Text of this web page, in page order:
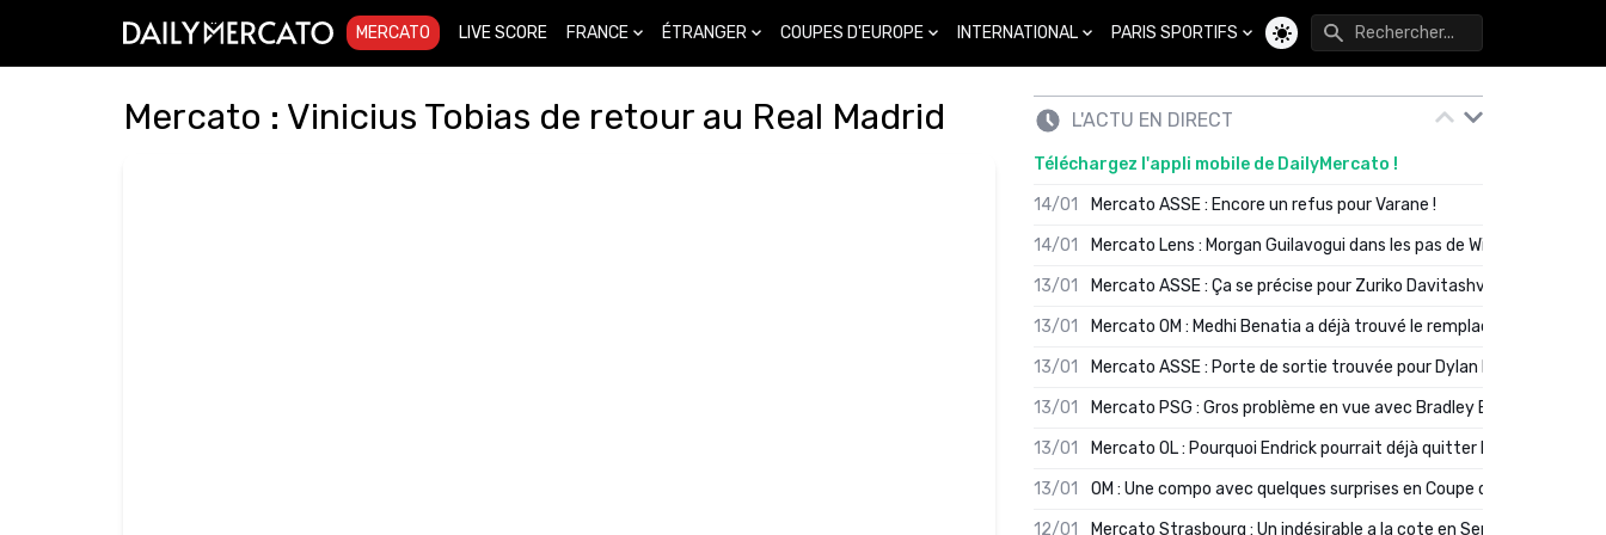
MERCATO LIVE SCORE FRANCE ÉTRANGER COUPES D'EUROPE INTERNATIONAL PARIS SPORTIFS
Changer de thème
Mercato : Vinicius Tobias de retour au Real Madrid L'ACTU EN DIRECT
Téléchargez l'appli mobile de DailyMercato !
14/01
Mercato ASSE : Encore un refus pour Varane !
14/01
Mercato Lens : Morgan Guilavogui dans les pas de Will Still ?
13/01
Mercato ASSE : Ça se précise pour Zuriko Davitashvili
13/01
Mercato OM : Medhi Benatia a déjà trouvé le remplaçant de Robinio
13/01
Mercato ASSE : Porte de sortie trouvée pour Dylan Batubinsika
13/01
Mercato PSG : Gros problème en vue avec Bradley Barcola ?
13/01
Mercato OL : Pourquoi Endrick pourrait déjà quitter Lyon en janvier
13/01
OM : Une compo avec quelques surprises en Coupe de France
12/01
Mercato Strasbourg : Un indésirable a la cote en Serie A